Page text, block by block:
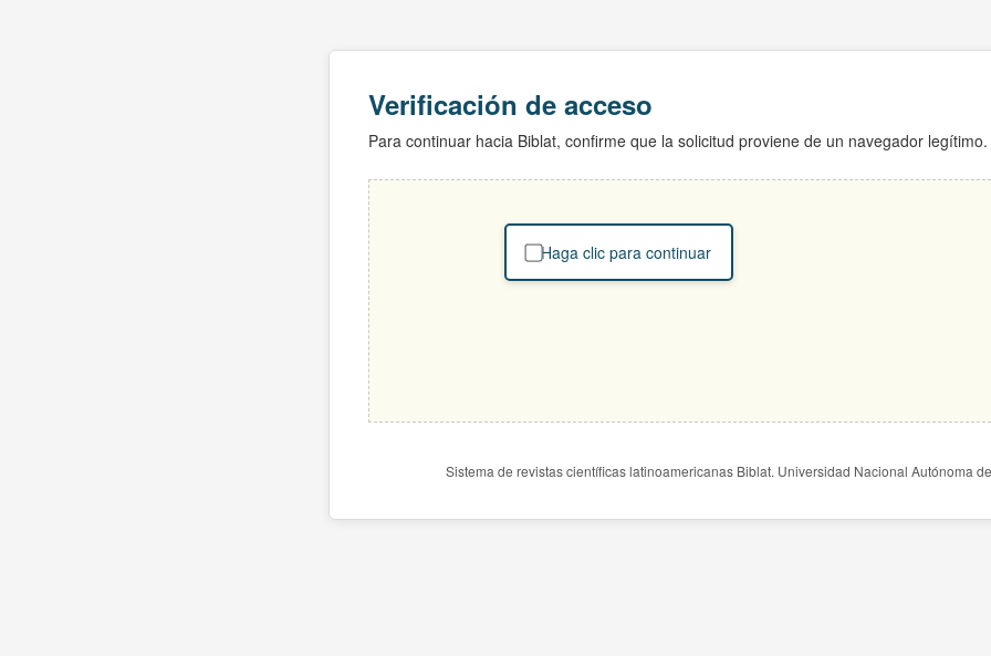
Verificación de acceso
Para continuar hacia Biblat, confirme que la solicitud proviene de un navegador legítimo.
Haga clic para continuar
Sistema de revistas científicas latinoamericanas Biblat. Universidad Nacional Autónoma